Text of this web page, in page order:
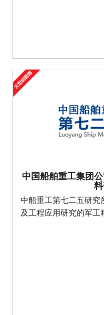
中国船舶重工集团
中船重工第七二五研究
及工程应用研究的军工